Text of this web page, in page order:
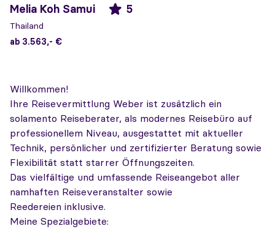
Melia Koh Samui 5
Thailand
ab 3.563,- €
Willkommen!
Ihre Reisevermittlung Weber ist zusätzlich ein
solamento Reiseberater, als modernes Reisebüro auf
professionellem Niveau, ausgestattet mit aktueller
Technik, persönlicher und zertifizierter Beratung sowie
Flexibilität statt starrer Öffnungszeiten.
Das vielfältige und umfassende Reiseangebot aller
namhaften Reiseveranstalter sowie
Reedereien inklusive.
Meine Spezialgebiete: